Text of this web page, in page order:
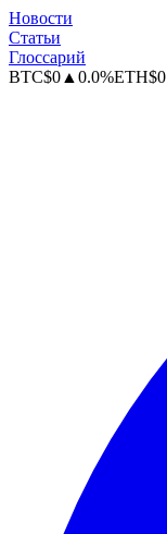
Новости
Статьи
Глоссарий
BTC$0 ▲ 0.0%ETH$0